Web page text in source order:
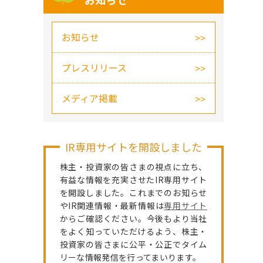
お知らせ
プレスリリース
メディア掲載
IR専用サイトを開設しました
株主・投資家の皆さまの視点に立ち、
有益な情報を充実させたIR専用サイト
を開設しました。これまでのお知らせ
やIR関連情報・最新情報は専用サイト
からご確認ください。今後もより当社
をよく知っていただけるよう、株主・
投資家の皆さまに公平・公正でタイム
リーな情報発信を行ってまいります。